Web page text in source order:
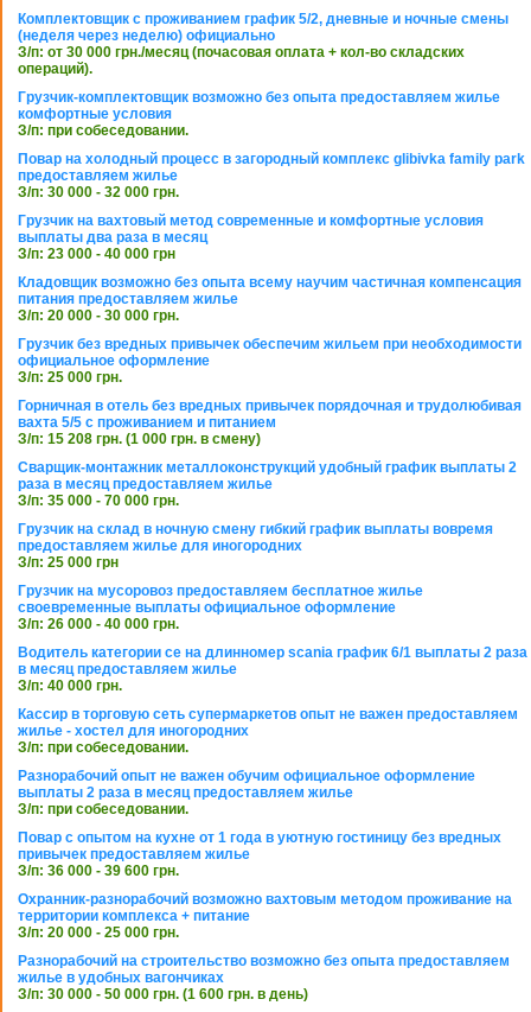
Комплектовщик с проживанием график 5/2, дневные и ночные смены
(неделя через неделю) официально
З/п: от 30 000 грн./месяц (почасовая оплата + кол-во складских
операций).
Грузчик-комплектовщик возможно без опыта предоставляем жилье
комфортные условия
З/п: при собеседовании.
Повар на холодный процесс в загородный комплекс glibivka family park
предоставляем жилье
З/п: 30 000 - 32 000 грн.
Грузчик на вахтовый метод современные и комфортные условия
выплаты два раза в месяц
З/п: 23 000 - 40 000 грн
Кладовщик возможно без опыта всему научим частичная компенсация
питания предоставляем жилье
З/п: 20 000 - 30 000 грн.
Грузчик без вредных привычек обеспечим жильем при необходимости
официальное оформление
З/п: 25 000 грн.
Горничная в отель без вредных привычек порядочная и трудолюбивая
вахта 5/5 с проживанием и питанием
З/п: 15 208 грн. (1 000 грн. в смену)
Сварщик-монтажник металлоконструкций удобный график выплаты 2
раза в месяц предоставляем жилье
З/п: 35 000 - 70 000 грн.
Грузчик на склад в ночную смену гибкий график выплаты вовремя
предоставляем жилье для иногородних
З/п: 25 000 грн
Грузчик на мусоровоз предоставляем бесплатное жилье
своевременные выплаты официальное оформление
З/п: 26 000 - 40 000 грн.
Водитель категории се на длинномер scania график 6/1 выплаты 2 раза
в месяц предоставляем жилье
З/п: 40 000 грн.
Кассир в торговую сеть супермаркетов опыт не важен предоставляем
жилье - хостел для иногородних
З/п: при собеседовании.
Разнорабочий опыт не важен обучим официальное оформление
выплаты 2 раза в месяц предоставляем жилье
З/п: при собеседовании.
Повар с опытом на кухне от 1 года в уютную гостиницу без вредных
привычек предоставляем жилье
З/п: 36 000 - 39 600 грн.
Охранник-разнорабочий возможно вахтовым методом проживание на
территории комплекса + питание
З/п: 20 000 - 25 000 грн.
Разнорабочий на строительство возможно без опыта предоставляем
жилье в удобных вагончиках
З/п: 30 000 - 50 000 грн. (1 600 грн. в день)